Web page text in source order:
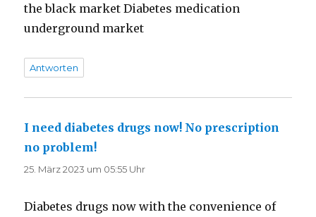
the black market Diabetes medication
underground market
Antworten
I need diabetes drugs now! No prescription
no problem!
25. März 2023 um 05:55 Uhr
Diabetes drugs now with the convenience of